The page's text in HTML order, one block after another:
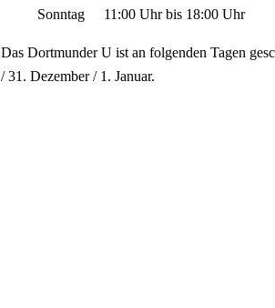
Sonntag
11:00 Uhrbis 18:00 Uhr
Das Dortmunder U ist an folgenden Tagen
/ 31. Dezember / 1. Januar.